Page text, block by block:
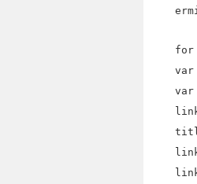
for
var
var